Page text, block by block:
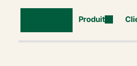
Produit